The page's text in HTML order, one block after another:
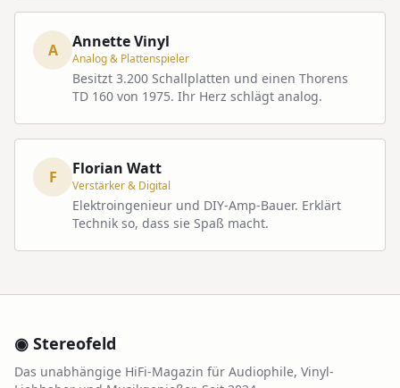
A Annette Vinyl
Analog & Plattenspieler
Besitzt 3.200 Schallplatten und einen Thorens
TD 160 von 1975. Ihr Herz schlägt analog.
F Florian Watt
Verstärker & Digital
Elektroingenieur und DIY-Amp-Bauer. Erklärt
Technik so, dass sie Spaß macht.
◉ Stereofeld
Das unabhängige HiFi-Magazin für Audiophile, Vinyl-